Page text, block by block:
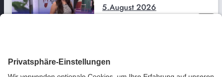
5.August 2026
SÜD-Journal vom Dienstag